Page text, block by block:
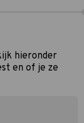
hieronder
en of je ze